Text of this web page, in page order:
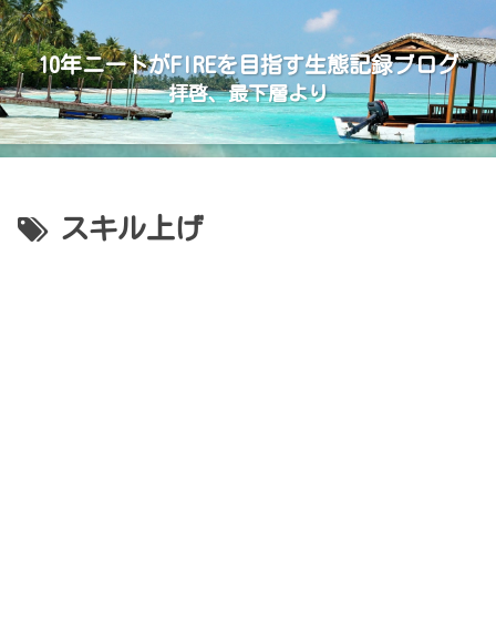
10年ニートがFIREを目指す生態記録ブログ
拝啓、最下層より
スキル上げ